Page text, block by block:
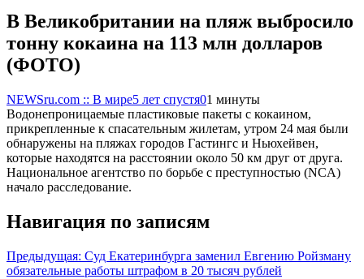
В Великобритании на пляж выбросило
тонну кокаина на 113 млн долларов
(ФОТО)
NEWSru.com :: В мире5 лет спустя01 минуты
Водонепроницаемые пластиковые пакеты с кокаином,
прикрепленные к спасательным жилетам, утром 24 мая были
обнаружены на пляжах городов Гастингс и Ньюхейвен,
которые находятся на расстоянии около 50 км друг от друга.
Национальное агентство по борьбе с преступностью (NCA)
начало расследование.
Навигация по записям
Предыдущая: Суд Екатеринбурга заменил Евгению Ройзману
обязательные работы штрафом в 20 тысяч рублей